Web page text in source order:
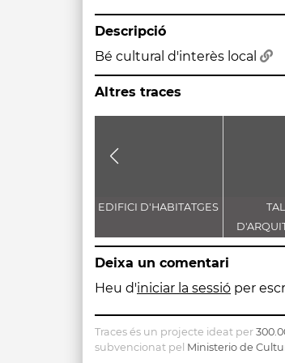
Descripció
Bé cultural d'interès local
Altres traces
EDIFICI D'HABITATGES
Deixa un comentari
Heu d'iniciar la sessió per
Traces és un projecte ideat per
subvencionat pel Ministerio de